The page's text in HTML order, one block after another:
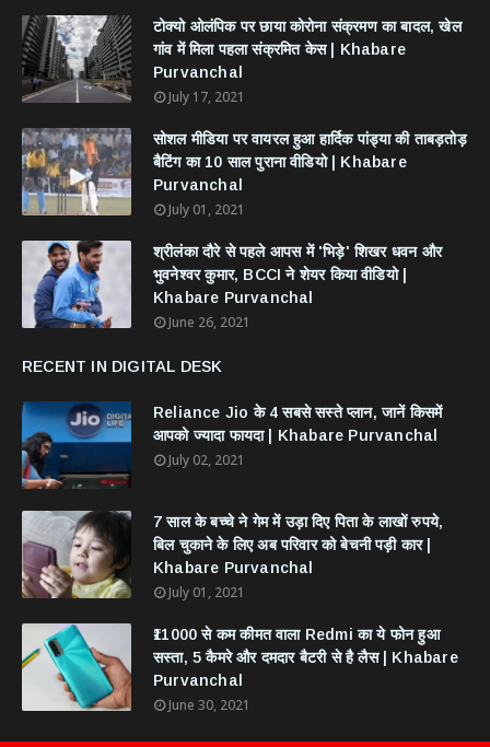
टोक्यो ओलंपिक पर छाया कोरोना संक्रमण का बादल, खेल
गांव में मिला पहला संक्रमित केस | Khabare
Purvanchal
July 17, 2021
सोशल मीडिया पर वायरल हुआ हार्दिक पांड्या की ताबड़तोड़
बैटिंग का 10 साल पुराना वीडियो | Khabare
Purvanchal
July 01, 2021
श्रीलंका दौरे से पहले आपस में 'भिड़े' शिखर धवन और
भुवनेश्वर कुमार, BCCI ने शेयर किया वीडियो |
Khabare Purvanchal
June 26, 2021
RECENT IN DIGITAL DESK
Reliance Jio के 4 सबसे सस्ते प्लान, जानें किसमें
आपको ज्यादा फायदा | Khabare Purvanchal
July 02, 2021
7 साल के बच्चे ने गेम में उड़ा दिए पिता के लाखों रुपये,
बिल चुकाने के लिए अब परिवार को बेचनी पड़ी कार |
Khabare Purvanchal
July 01, 2021
₹11000 से कम कीमत वाला Redmi का ये फोन हुआ
सस्ता, 5 कैमरे और दमदार बैटरी से है लैस | Khabare
Purvanchal
June 30, 2021